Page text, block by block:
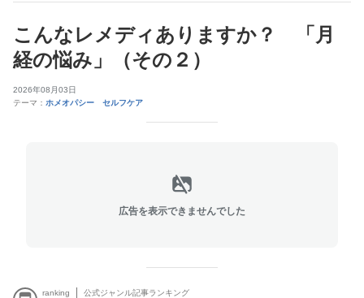
こんなレメディありますか？ 「月
経の悩み」（その２）
2026年08月03日
テーマ： ホメオパシー セルフケア
広告を表示できませんでした
ranking 公式ジャンル記事ランキング